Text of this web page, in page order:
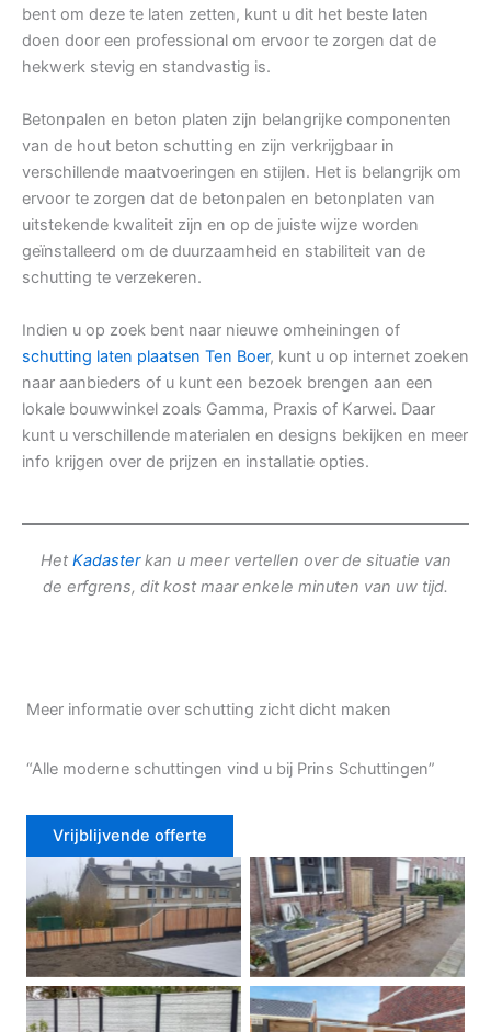
bent om deze te laten zetten, kunt u dit het beste laten
doen door een professional om ervoor te zorgen dat de
hekwerk stevig en standvastig is.
Betonpalen en beton platen zijn belangrijke componenten
van de hout beton schutting en zijn verkrijgbaar in
verschillende maatvoeringen en stijlen. Het is belangrijk om
ervoor te zorgen dat de betonpalen en betonplaten van
uitstekende kwaliteit zijn en op de juiste wijze worden
geïnstalleerd om de duurzaamheid en stabiliteit van de
schutting te verzekeren.
Indien u op zoek bent naar nieuwe omheiningen of
schutting laten plaatsen Ten Boer, kunt u op internet zoeken
naar aanbieders of u kunt een bezoek brengen aan een
lokale bouwwinkel zoals Gamma, Praxis of Karwei. Daar
kunt u verschillende materialen en designs bekijken en meer
info krijgen over de prijzen en installatie opties.
Het Kadasterkan u meer vertellen over de situatie van
de erfgrens, dit kost maar enkele minuten van uw tijd.
Meer informatie over schutting zicht dicht maken
“Alle moderne schuttingen vind u bij Prins Schuttingen”
Vrijblijvende offerte
Douglas schutting Tuinhek voortuin